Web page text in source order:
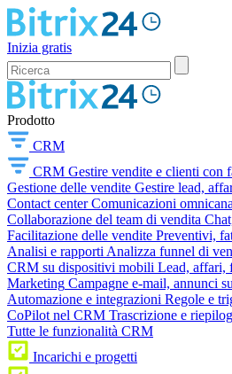
Inizia gratis
Prodotto
CRM
CRM Gestire vendite e clienti con
Gestione delle vendite Gestire lead,
Contact center Comunicazioni
Collaborazione del team di vendita
Facilitazione delle vendite Preventivi,
Analisi e rapporti Analizza funnel di
CRM su dispositivi mobili Lead, affari,
Marketing Campagne e-mail, annunci
Automazione e integrazioni Regole e
CoPilot nel CRM Trascrizione e
Tutte le funzionalità CRM
Incarichi e progetti